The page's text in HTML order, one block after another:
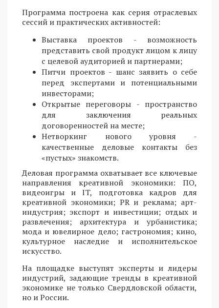
Программа построена как серия отраслевых
сессий и практических активностей:
Выставка проектов - возможность
представить свой продукт лицом к лицу
с целевой аудиторией и партнерами;
Питчи проектов - шанс заявить о себе
перед экспертами и потенциальными
инвесторами;
Открытые переговоры - пространство
для заключения реальных
договоренностей на месте;
Нетворкинг нового уровня -
качественные деловые контакты без
«пустых» знакомств.
Деловая программа охватывает все ключевые
направления креативной экономики: ПО,
видеоигры и IT, подготовка кадров для
креативной экономики; PR и реклама; арт-
индустрия; экспорт и инвестиции; отдых и
развлечения; архитектура и урбанистика;
мода и ювелирное дело; гастрономия; кино,
культурное наследие и исполнительское
искусство.
На площадке выступят эксперты и лидеры
индустрий, задающие тренды в креативной
экономике не только Свердловской области,
но и России.